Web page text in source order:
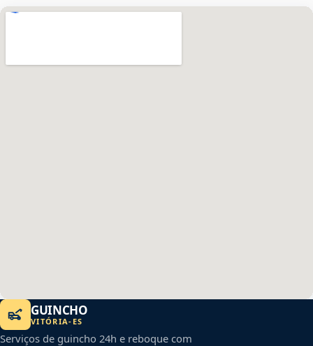
GUINCHO
VITÓRIA- ES
Serviços de guincho 24h e reboque com